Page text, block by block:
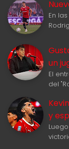
En
un
El
del
y